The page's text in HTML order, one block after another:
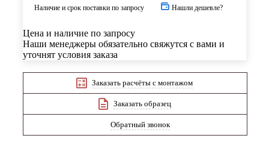
Наличие и срок поставки по запросу Нашли дешевле?
Цена и наличие по запросу
Наши менеджеры обязательно свяжутся с вами и
уточнят условия заказа
Заказать расчёты с монтажом
Заказать образец
Обратный звонок